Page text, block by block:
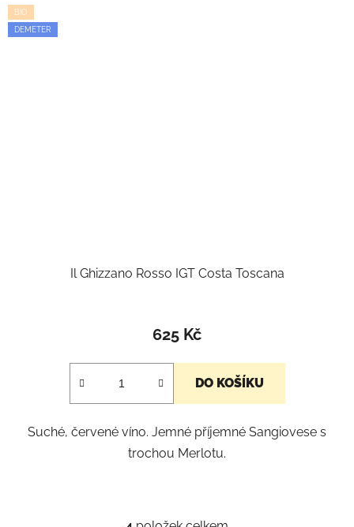
BIO
DEMETER
Il Ghizzano Rosso IGT Costa Toscana
hodnocení
5
hvězdiček.
625 Kč
DO KOŠÍKU
Suché, červené víno. Jemné příjemné Sangiovese s
trochou Merlotu.